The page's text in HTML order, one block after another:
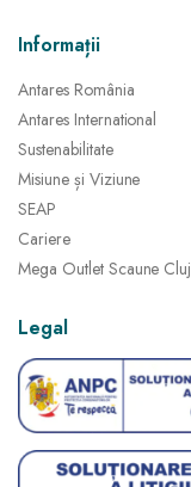
Informații
Antares România
Antares International
Sustenabilitate
Misiune și Viziune
SEAP
Cariere
Mega Outlet Scaune Cluj
Legal